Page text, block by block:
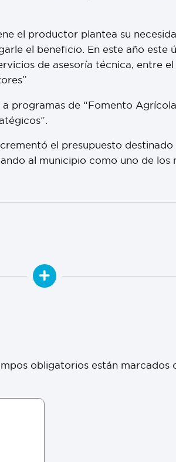
el productor plantea su
el beneficio. En este año este
de asesoría técnica, entre
programas de “Fomento
el presupuesto destinado
al municipio como uno de
obligatorios están marcados